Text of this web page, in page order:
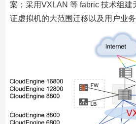
案；采用VXLAN 等 fabric 技术组建
证虚拟机的大范围迁移以及用户业务